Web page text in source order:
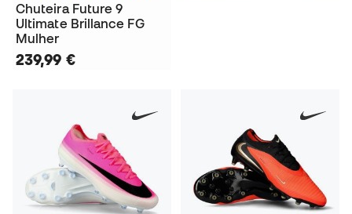
Chuteira Future 9
Ultimate Brillance FG
Mulher
239,99 €